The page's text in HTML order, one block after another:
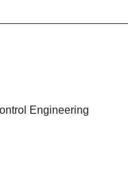
Engineering